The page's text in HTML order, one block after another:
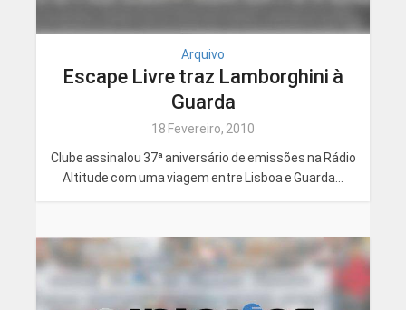
Arquivo
Escape Livre traz Lamborghini à
Guarda
18 Fevereiro, 2010
Clube assinalou 37ª aniversário de emissões na Rádio
Altitude com uma viagem entre Lisboa e Guarda...